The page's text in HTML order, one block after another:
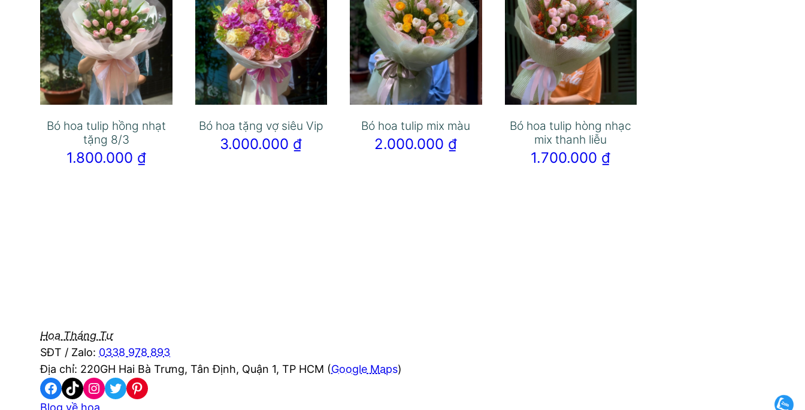
Bó hoa tulip hồng nhạt
tặng 8/3
1.800.000 ₫
Bó hoa tặng vợ siêu Vip
3.000.000 ₫
Bó hoa tulip mix màu
2.000.000 ₫
Bó hoa tulip hòng nhạc
mix thanh liễu
1.700.000 ₫
Hoa Tháng Tư
SĐT / Zalo: 0338 978 893
Địa chỉ: 220GH Hai Bà Trưng, Tân Định, Quận 1, TP HCM (Google Maps)
Facebook
TikTokInstagram
TwitterPinterest
Blog về hoa